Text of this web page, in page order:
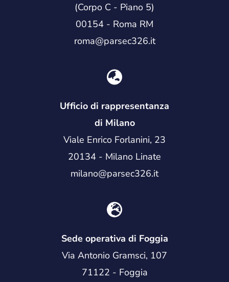
(Corpo C - Piano 5)
00154 - Roma RM
roma@parsec326.it
Ufficio di rappresentanza
di Milano
Viale Enrico Forlanini, 23
20134 - Milano Linate
milano@parsec326.it
Sede operativa di Foggia
Via Antonio Gramsci, 107
71122 - Foggia